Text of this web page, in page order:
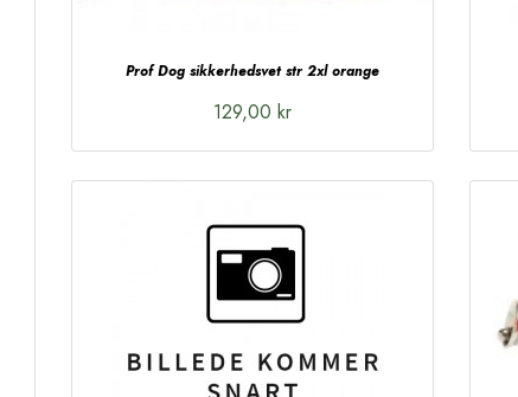
Prof Dog sikkerhedsvet str 2xl orange
129,00 kr